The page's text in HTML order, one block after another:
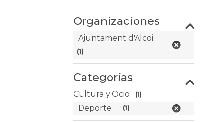
Organizaciones
Ajuntament d'Alcoi
(1)
Categorías
Cultura y Ocio (1)
Deporte (1)